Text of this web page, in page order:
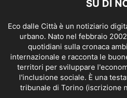
SU DI
Eco dalle Città è un notiziario
urbano. Nato nel febbraio
quotidiani sulla cronaca
internazionale e racconta le
territori per sviluppare
l'inclusione sociale. È una
tribunale di Torino (iscrizione